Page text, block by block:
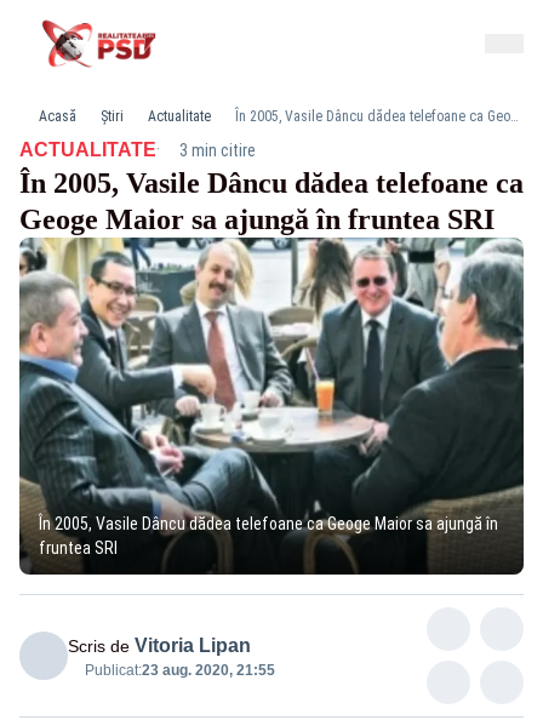
Acasă Știri Actualitate În 2005, Vasile Dâncu dădea telefoane ca Geoge Maior sa ajungă în fruntea SRI
ACTUALITATE· 3 min citire
În 2005, Vasile Dâncu dădea telefoane ca
Geoge Maior sa ajungă în fruntea SRI
În 2005, Vasile Dâncu dădea telefoane ca Geoge Maior sa ajungă în
fruntea SRI
Scris de Vitoria Lipan
Publicat:23 aug. 2020, 21:55